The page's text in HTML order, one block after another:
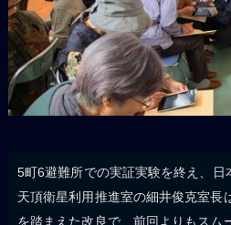
5町6避難所での実証実験を終え、日
天頂衛星利用推進室の細井俊克室長
を踏まえた改良で、前回よりもスム